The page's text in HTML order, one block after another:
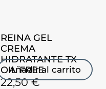
REINA GEL
CREMA
HIDRATANTE TX
OIL FREE
22,50€
Añadir al carrito